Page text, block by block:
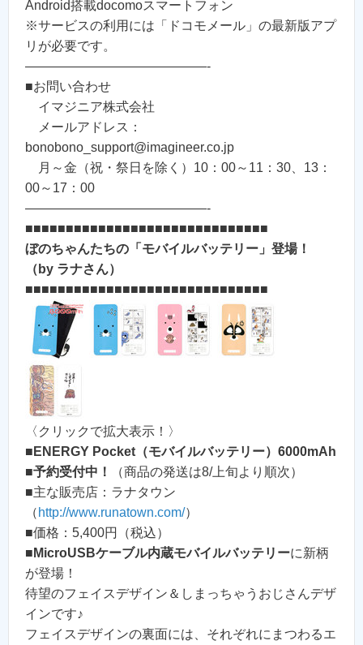
Android搭載docomoスマートフォン
※サービスの利用には「ドコモメール」の最新版アプ
リが必要です。
——————————————-
■お問い合わせ
イマジニア株式会社
メールアドレス：
bonobono_support@imagineer.co.jp
月～金（祝・祭日を除く）10：00～11：30、13：
00～17：00
——————————————-
■■■■■■■■■■■■■■■■■■■■■■■■■■■■■■
ぼのちゃんたちの「モバイルバッテリー」登場！
（by ラナさん）
■■■■■■■■■■■■■■■■■■■■■■■■■■■■■■
〈クリックで拡大表示！〉
■ ENERGY Pocket（モバイルバッテリー）6000mAh
■予約受付中！
（商品の発送は8/上旬より順次）
■主な販売店：ラナタウン
（ http://www.runatown.com/）
■価格：5,400円（税込）
■ MicroUSBケーブル内蔵モバイルバッテリーに新柄
が登場！
待望のフェイスデザイン＆しまっちゃうおじさんデザ
インです♪
フェイスデザインの裏面には、それぞれにまつわるエ